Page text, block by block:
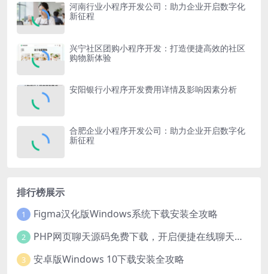
河南行业小程序开发公司：助力企业开启数字化
新征程
兴宁社区团购小程序开发：打造便捷高效的社区
购物新体验
安阳银行小程序开发费用详情及影响因素分析
合肥企业小程序开发公司：助力企业开启数字化
新征程
排行榜展示
1 Figma汉化版Windows系统下载安装全攻略
2 PHP网页聊天源码免费下载，开启便捷在线聊天开发之旅
3 安卓版Windows 10下载安装全攻略